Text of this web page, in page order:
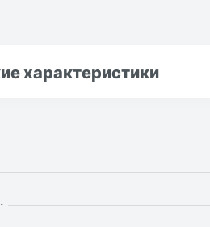
характеристики